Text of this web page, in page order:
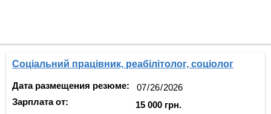
Соціальний працівник, реабілітолог, соціолог
Дата размещения резюме:
Зарплата от:
15 000 грн.